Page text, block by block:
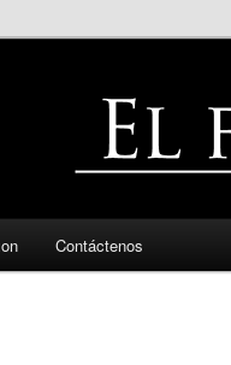
Contáctenos